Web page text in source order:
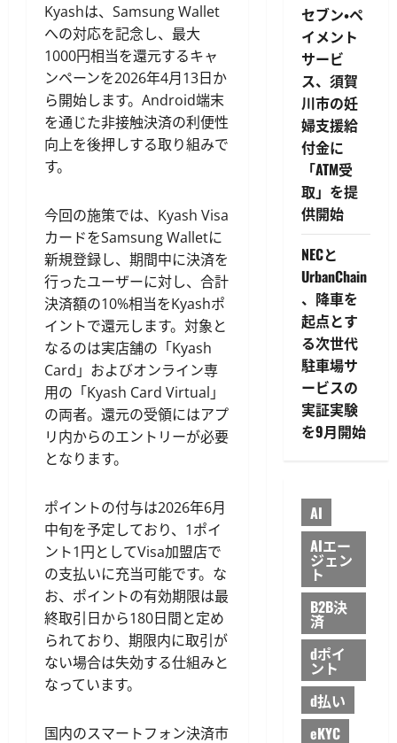
Kyashは、Samsung Wallet
への対応を記念し、最大
1000円相当を還元するキャ
ンペーンを2026年4月13日か
ら開始します。Android端末
を通じた非接触決済の利便性
向上を後押しする取り組みで
す。
今回の施策では、Kyash Visa
カードをSamsung Walletに
新規登録し、期間中に決済を
行ったユーザーに対し、合計
決済額の10%相当をKyashポ
イントで還元します。対象と
なるのは実店舗の「Kyash
Card」およびオンライン専
用の「Kyash Card Virtual」
の両者。還元の受領にはアプ
リ内からのエントリーが必要
となります。
ポイントの付与は2026年6月
中旬を予定しており、1ポイ
ント1円としてVisa加盟店で
の支払いに充当可能です。な
お、ポイントの有効期限は最
終取引日から180日間と定め
られており、期限内に取引が
ない場合は失効する仕組みと
なっています。
国内のスマートフォン決済市
セブン・ペ
イメント
サービ
ス、須賀
川市の妊
婦支援給
付金に
「ATM受
取」を提
供開始
NECと
UrbanChain
、降車を
起点とす
る次世代
駐車場サ
ービスの
実証実験
を9月開始
AI
AIエー
ジェン
ト
B2B決
済
dポイ
ント
d払い
eKYC